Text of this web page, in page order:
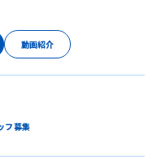
動画紹介
フ募集